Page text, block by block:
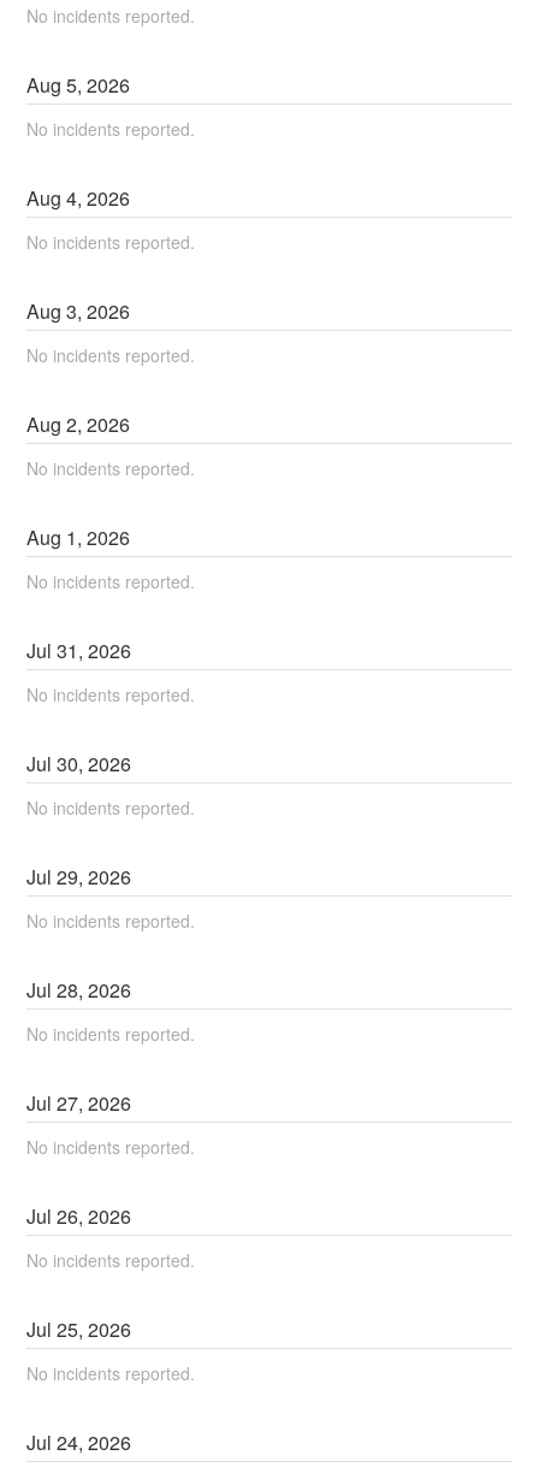
No incidents reported.
Aug5,2026
No incidents reported.
Aug4,2026
No incidents reported.
Aug3,2026
No incidents reported.
Aug2,2026
No incidents reported.
Aug 1,2026
No incidents reported.
Jul31,2026
No incidents reported.
Jul30,2026
No incidents reported.
Jul29,2026
No incidents reported.
Jul28,2026
No incidents reported.
Jul27,2026
No incidents reported.
Jul26,2026
No incidents reported.
Jul25,2026
No incidents reported.
Jul24,2026